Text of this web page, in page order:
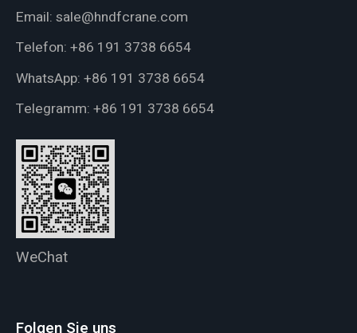
Email: sale@hndfcrane.com
Telefon: +86 191 3738 6654
WhatsApp: +86 191 3738 6654
Telegramm: +86 191 3738 6654
WeChat
Folgen Sie uns